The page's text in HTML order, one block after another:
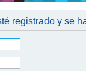
registrado y se